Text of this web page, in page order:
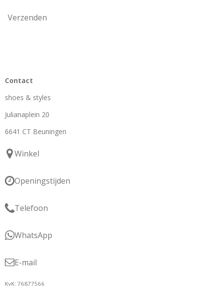
Verzenden
Contact
shoes & styles
Julianaplein 20
6641 CT Beuningen
Winkel
Openingstijden
Telefoon
WhatsApp
E-mail
KvK: 76877566